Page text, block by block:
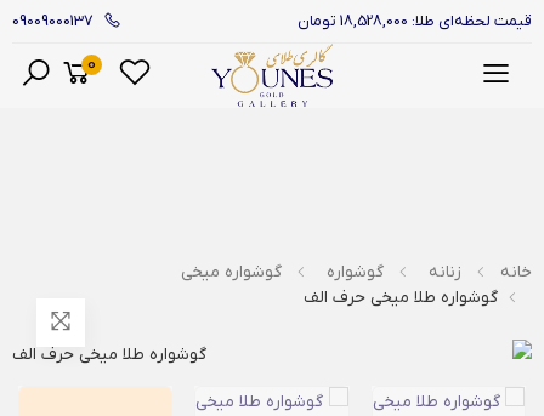
قیمت لحظه‌ای طلا: 18,528,000 تومان 09009000137
0
خانه زنانه گوشواره
گوشواره میخی
گوشواره طلا میخی حرف الف